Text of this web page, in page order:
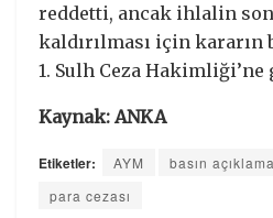
reddetti, ancak ihlalin
kaldırılması için
1. Sulh Ceza Hakimliği’ne
Kaynak: ANKA
Etiketler: AYM basın
para cezası